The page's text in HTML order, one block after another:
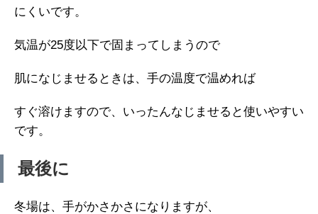
にくいです。
気温が25度以下で固まってしまうので
肌になじませるときは、手の温度で温めれば
すぐ溶けますので、いったんなじませると使いやすい
です。
最後に
冬場は、手がかさかさになりますが、